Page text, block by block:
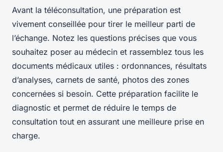
Avant la téléconsultation, une préparation est
vivement conseillée pour tirer le meilleur parti de
l’échange. Notez les questions précises que vous
souhaitez poser au médecin et rassemblez tous les
documents médicaux utiles : ordonnances, résultats
d’analyses, carnets de santé, photos des zones
concernées si besoin. Cette préparation facilite le
diagnostic et permet de réduire le temps de
consultation tout en assurant une meilleure prise en
charge.